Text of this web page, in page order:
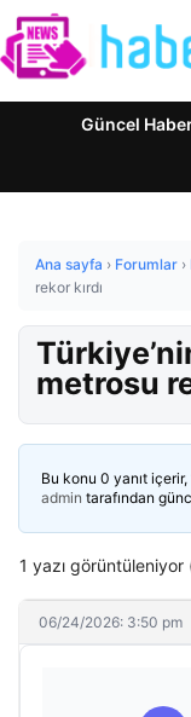
Güncel
Ana sayfa › Forumlar ›
rekor kırdı
metrosu
Bu konu 0 yanıt
admin tarafından
1 yazı görüntüleniyor
06/24/2026: 3:50 pm